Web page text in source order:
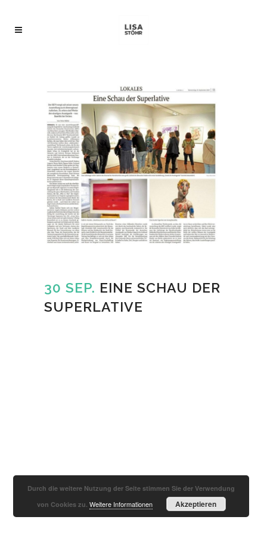
30 SEP. EINE SCHAU DER
SUPERLATIVE
Durch die weitere Nutzung der Seite stimmen Sie der Verwendung
von Cookies zu. Weitere Informationen Akzeptieren